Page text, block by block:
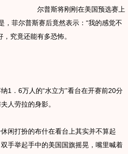
尔普斯将刚刚在美国预选赛上
菲尔普斯赛后竟然表示：“我的感觉不
究竟还能有多恐怖。
．6万人的“水立方”看台在开赛前20分
人劳拉的身影。
打扮的布什在看台上其实并不算起
手举起手中的美国国旗摇晃，嘴里喊着